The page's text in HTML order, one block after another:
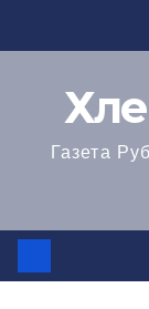
к
Газета